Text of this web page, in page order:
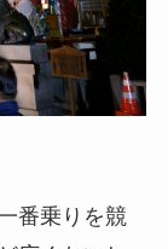
番乗りを競